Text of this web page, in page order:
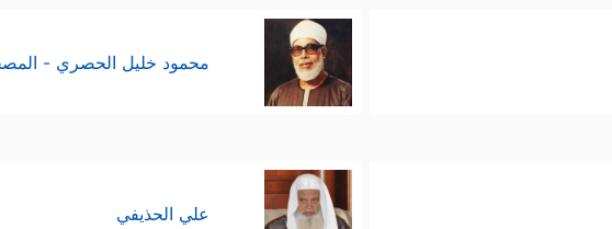
محمود خليل الحصري -
علي الحذيفي